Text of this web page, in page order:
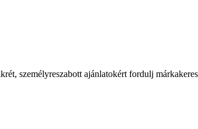
személyreszabott ajánlatokért fordulj